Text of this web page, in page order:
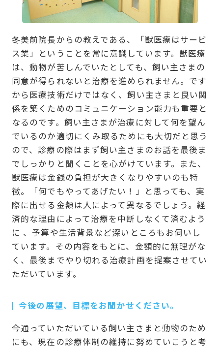
冬美前院長からの教えである、「獣医療はサービ
ス業」ということを常に意識しています。獣医療
は、動物が苦しんでいたとしても、飼い主さまの
同意が得られないと治療を進められません。です
から医療技術だけではなく、飼い主さまと良い関
係を築くためのコミュニケーション能力も重要と
なるのです。飼い主さまが治療に対して何を望ん
でいるのか適切にくみ取るためにも大切だと思う
ので、診療の際はまず飼い主さまのお話を最後ま
でしっかりと聞くことを心がけています。また、
獣医療は金銭の負担が大きくなりやすいのも特
徴。「何でもやってあげたい！」と思っても、実
際に出せる金額は人によって異なるでしょう。経
済的な理由によって治療を中断しなくて済むよう
に 、予算や生活背景など深いところもお伺いし
ています。その内容をもとに、金額的に無理がな
く、最後までやり切れる治療計画を提案させてい
ただいています。
今後の展望、目標をお聞かせください。
今通っていただいている飼い主さまと動物のため
にも、現在の診療体制の維持に努めていこうと考